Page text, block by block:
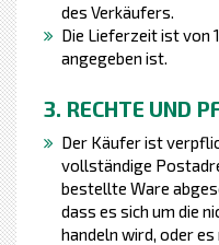
des Verkäufers.
Die Lieferzeit ist von
angegeben ist.
3. RECHTE UND
Der Käufer ist
vollständige
bestellte Ware
dass es sich um die
handeln wird, oder